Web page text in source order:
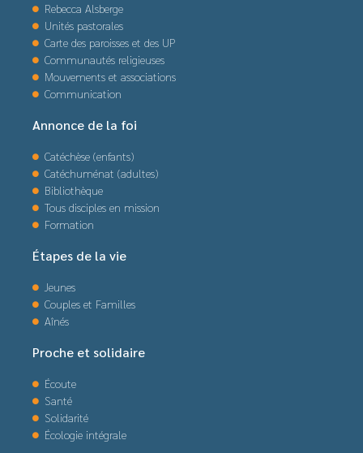
Rebecca Alsberge
Unités pastorales
Carte des paroisses et des UP
Communautés religieuses
Mouvements et associations
Communication
Annonce de la foi
Catéchèse (enfants)
Catéchuménat (adultes)
Bibliothèque
Tous disciples en mission
Formation
Étapes de la vie
Jeunes
Couples et Familles
Aînés
Proche et solidaire
Écoute
Santé
Solidarité
Écologie intégrale